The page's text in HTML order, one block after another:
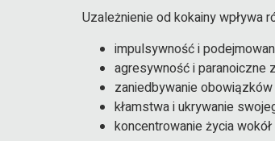
Uzależnienie od kokainy wpływa
impulsywność i
agresywność i paranoiczne
zaniedbywanie
kłamstwa i ukrywanie
koncentrowanie życia